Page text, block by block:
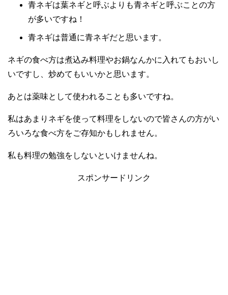
青ネギは葉ネギと呼ぶよりも青ネギと呼ぶことの方
が多いですね！
青ネギは普通に青ネギだと思います。
ネギの食べ方は煮込み料理やお鍋なんかに入れてもおいし
いですし、炒めてもいいかと思います。
あとは薬味として使われることも多いですね。
私はあまりネギを使って料理をしないので皆さんの方がい
ろいろな食べ方をご存知かもしれません。
私も料理の勉強をしないといけませんね。
スポンサードリンク